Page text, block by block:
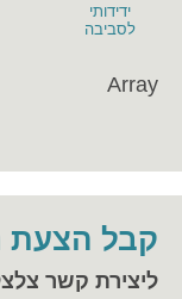
ידידותי
לסביבה
Array
קבל הצעת
ליצירת קשר צלצלו